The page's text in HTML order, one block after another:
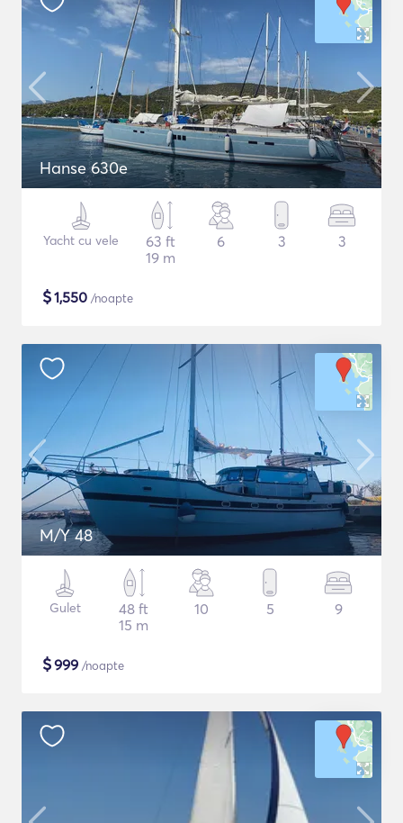
Hanse 630e
Yacht cu vele
63 ft
19 m
6 3 3
$1,550 /noapte
M/Y 48
Gulet
48 ft
15 m
10 5 9
$999 /noapte